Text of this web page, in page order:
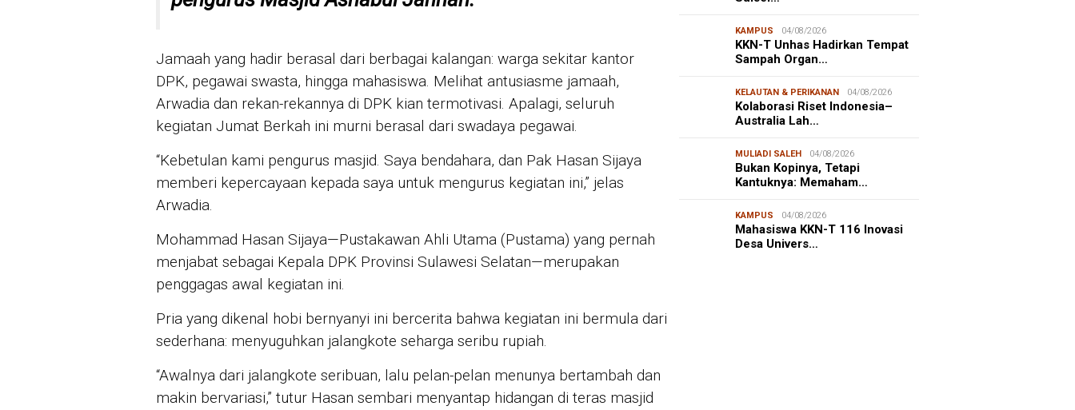
Jamaah yang hadir berasal dari berbagai kalangan: warga sekitar kantor
DPK, pegawai swasta, hingga mahasiswa. Melihat antusiasme jamaah,
Arwadia dan rekan-rekannya di DPK kian termotivasi. Apalagi, seluruh
kegiatan Jumat Berkah ini murni berasal dari swadaya pegawai.
“Kebetulan kami pengurus masjid. Saya bendahara, dan Pak Hasan Sijaya
memberi kepercayaan kepada saya untuk mengurus kegiatan ini,” jelas
Arwadia.
Mohammad Hasan Sijaya—Pustakawan Ahli Utama (Pustama) yang pernah
menjabat sebagai Kepala DPK Provinsi Sulawesi Selatan—merupakan
penggagas awal kegiatan ini.
Pria yang dikenal hobi bernyanyi ini bercerita bahwa kegiatan ini bermula dari
sederhana: menyuguhkan jalangkote seharga seribu rupiah.
“Awalnya dari jalangkote seribuan, lalu pelan-pelan menunya bertambah dan
makin bervariasi,” tutur Hasan sembari menyantap hidangan di teras masjid
KAMPUS 04/08/2026
KKN-T Unhas Hadirkan Tempat
Sampah Organ…
KELAUTAN & PERIKANAN 04/08/2026
Kolaborasi Riset Indonesia–
Australia Lah…
MULIADI SALEH 04/08/2026
Bukan Kopinya, Tetapi
Kantuknya: Memaham…
KAMPUS 04/08/2026
Mahasiswa KKN-T 116 Inovasi
Desa Univers…
JURNALISME WARGA 03/08/2026
Mahasiswa KKN Unhas Gelar
Sosialisasi Hemat Energi bagi Warga